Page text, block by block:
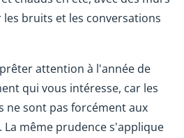
bruits et les conversations
attention à l'année de
qui vous intéresse, car les
ne sont pas forcément aux
même prudence s'applique